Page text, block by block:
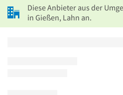
Diese Anbieter aus der
in Gießen, Lahn an.